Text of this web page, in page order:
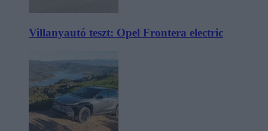
Villanyautó teszt: Opel Frontera electric